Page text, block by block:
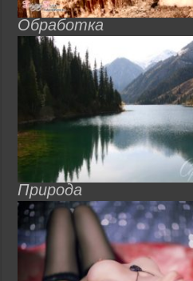
Обработка
Природа